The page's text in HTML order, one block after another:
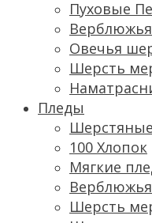
Пуховые
Овечья
Шерсть
Пледы
100 Хлопок
Мягкие
Шерсть